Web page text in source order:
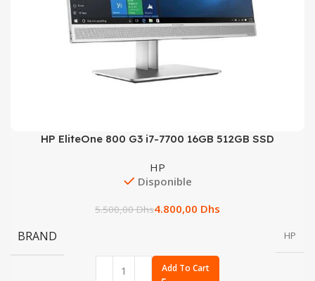
HP EliteOne 800 G3 i7-7700 16GB 512GB SSD
HP
Disponible
5.500,00Dhs4.800,00 Dhs
BRAND HP
Add To Cart